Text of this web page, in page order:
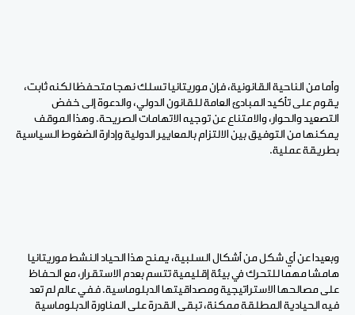
وأما من الناحية القانونية، فإن موريتانيا تسلك نهجا متحفظا لكنه ثابت،
يقوم على تأكيد المبادئ العامة للقانون الدولي، والدعوة إلى خفض
التصعيد والحوار، والامتناع عن توجيه الاتهامات الصريحة. وهذا الموقف
يمكنها من التوفيق بين الالتزام بالمعايير الدولية وإدارة الضغوط السياسية
بطريقة عملية.
وبعيدا عن أي شكل من أشكال السلبية، يمنح هذا الحياد النشط موريتانيا
هامشا مهما للتحرك في بيئة إقليمية تتسم بعدم الاستقرار، مع الحفاظ
على مصالحها الاستراتيجية ومصداقيتها الدبلوماسية. ففي عالم لم تعد
فيه الحيادية المطلقة ممكنة، تبقى القدرة على المناورة الدبلوماسية